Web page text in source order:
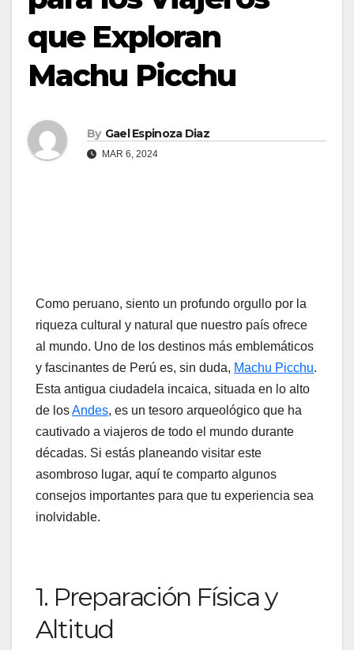
que Exploran
Machu Picchu
By Gael Espinoza Diaz
MAR 6, 2024
Como peruano, siento un profundo orgullo por la
riqueza cultural y natural que nuestro país ofrece
al mundo. Uno de los destinos más emblemáticos
y fascinantes de Perú es, sin duda, Machu Picchu.
Esta antigua ciudadela incaica, situada en lo alto
de losAndes, es un tesoro arqueológico que ha
cautivado a viajeros de todo el mundo durante
décadas. Si estás planeando visitar este
asombroso lugar, aquí te comparto algunos
consejos importantes para que tu experiencia sea
inolvidable.
1. Preparación Física y
Altitud